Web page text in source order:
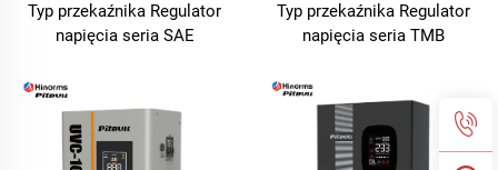
Typ przekaźnika Regulator
napięcia seria SAE
Typ przekaźnika Regulator
napięcia seria TMB